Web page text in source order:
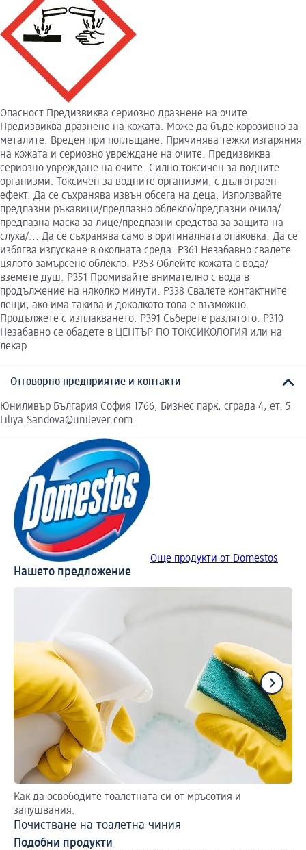
Опасност Предизвиква сериозно дразнене на очите.
Предизвиква дразнене на кожата. Може да бъде корозивно за
металите. Вреден при поглъщане. Причинява тежки изгаряния
на кожата и сериозно увреждане на очите. Предизвиква
сериозно увреждане на очите. Силно токсичен за водните
организми. Токсичен за водните организми, с дълготраен
ефект. Да се съхранява извън обсега на деца. Използвайте
предпазни ръкавици/предпазно облекло/предпазни очила/
предпазна маска за лице/предпазни средства за защита на
слуха/... Да се съхранява само в оригиналната опаковка. Да се
избягва изпускане в околната среда. P361 Незабавно свалете
цялото замърсено облекло. P353 Облейте кожата с вода/
вземете душ. P351 Промивайте внимателно с вода в
продължение на няколко минути. P338 Свалете контактните
лещи, ако има такива и доколкото това е възможно.
Продължете с изплакването. P391 Съберете разлятото. P310
Незабавно се обадете в ЦЕНТЪР ПО ТОКСИКОЛОГИЯ или на
лекар
Отговорно предприятие и контакти
Юниливър България София 1766, Бизнес парк, сграда 4, ет. 5
Liliya.Sandova@unilever.com
Още продукти от Domestos
Нашето предложение
Как да освободите тоалетната си от мръсотия и
запушвания.
Почистване на тоалетна чиния
Подобни продукти